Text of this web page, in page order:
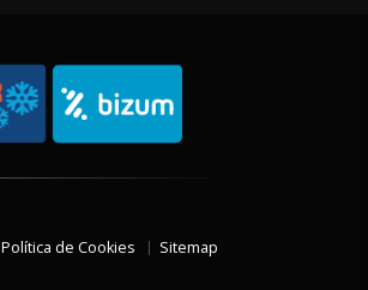
Política de Cookies Sitemap